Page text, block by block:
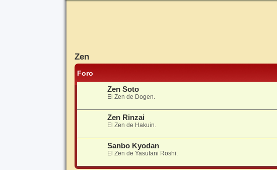
Zen
Foro
Zen Soto
El Zen de Dogen.
Zen Rinzai
El Zen de Hakuin.
Sanbo Kyodan
El Zen de Yasutani Roshi.